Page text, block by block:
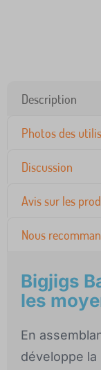
Description
Photos des
Discussion
Avis sur les
Nous
Bigjigs
les
En
développe